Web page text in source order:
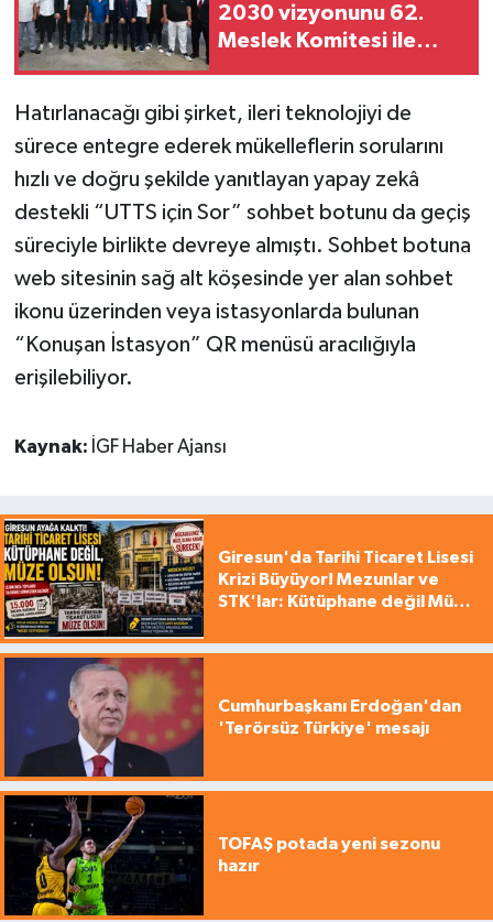
2030 vizyonunu 62.
Meslek Komitesi ile
Hatırlanacağı gibi şirket, ileri teknolojiyi de
sürece entegre ederek mükelleflerin sorularını
hızlı ve doğru şekilde yanıtlayan yapay zekâ
destekli “UTTS için Sor” sohbet botunu da geçiş
süreciyle birlikte devreye almıştı. Sohbet botuna
web sitesinin sağ alt köşesinde yer alan sohbet
ikonu üzerinden veya istasyonlarda bulunan
“Konuşan İstasyon” QR menüsü aracılığıyla
erişilebiliyor.
Kaynak: İGF Haber Ajansı
Giresun'da Tarihi Ticaret Lisesi
Krizi Büyüyor! Mezunlar ve
STK'lar: Kütüphane değil Müze
Cumhurbaşkanı Erdoğan'dan
'Terörsüz Türkiye' mesajı
TOFAŞ potada yeni sezonu
hazır